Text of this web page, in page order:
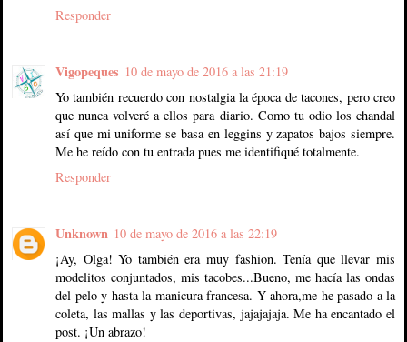
Responder
Vigopeques 10 de mayo de 2016 a las 21:19
Yo también recuerdo con nostalgia la época de tacones, pero creo
que nunca volveré a ellos para diario. Como tu odio los chandal
así que mi uniforme se basa en leggins y zapatos bajos siempre.
Me he reído con tu entrada pues me identifiqué totalmente.
Responder
Unknown 10 de mayo de 2016 a las 22:19
¡Ay, Olga! Yo también era muy fashion. Tenía que llevar mis
modelitos conjuntados, mis tacobes...Bueno, me hacía las ondas
del pelo y hasta la manicura francesa. Y ahora,me he pasado a la
coleta, las mallas y las deportivas, jajajajaja. Me ha encantado el
post. ¡Un abrazo!